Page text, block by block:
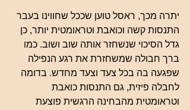
יתרה מכך, ראסל טוען שככל שחווינו בעבר
התנסות קשה וכואבת וטראומטית יותר, כן
גדל הסיכוי שנשחזר אותה שוב ושוב. כמו
ברך חבולה שמשחזרת את רגע הנפילה
שפגעה בה בכל צעד וצעד מחדש. בדומה
לחבלה פיזית, גם התנסות כואבת
וטראומטית מהבחינה הרגשית פוצעת